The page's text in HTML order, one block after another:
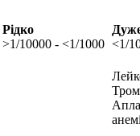
Рідко
>1/10000 - <1/1000 <1/